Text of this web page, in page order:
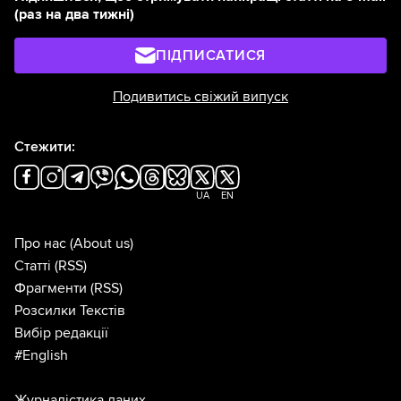
(раз на два тижні)
ПІДПИСАТИСЯ
Подивитись свіжий випуск
Стежити:
UA EN
Про нас (About us)
Статті (RSS)
Фрагменти (RSS)
Розсилки Текстів
Вибір редакції
#English